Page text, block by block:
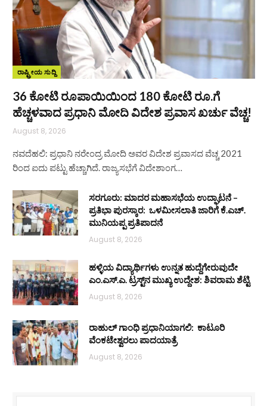
ರಾಷ್ಟ್ರೀಯ ಸುದ್ದಿ
36 ಕೋಟಿ ರೂಪಾಯಿಯಿಂದ 180 ಕೋಟಿ ರೂ.ಗೆ
ಹೆಚ್ಚಳವಾದ ಪ್ರಧಾನಿ ಮೋದಿ ವಿದೇಶ ಪ್ರವಾಸ ಖರ್ಚು ವೆಚ್ಚ!
August 8, 2026
ನವದೆಹಲಿ: ಪ್ರಧಾನಿ ನರೇಂದ್ರ ಮೋದಿ ಅವರ ವಿದೇಶ ಪ್ರವಾಸದ ವೆಚ್ಚ 2021
ರಿಂದ ಐದು ಪಟ್ಟು ಹೆಚ್ಚಾಗಿದೆ. ರಾಜ್ಯಸಭೆಗೆ ವಿದೇಶಾಂಗ…
ಸರಗೂರು: ಮಾದರ ಮಹಾಸಭೆಯ ಉದ್ಘಾಟನೆ –
ಪ್ರತಿಭಾ ಪುರಸ್ಕಾರ: ಒಳಮೀಸಲಾತಿ ಜಾರಿಗೆ ಕೆ.ಎಚ್.
ಮುನಿಯಪ್ಪ ಪ್ರತಿಪಾದನೆ
August 8, 2026
ಹಳ್ಳಿಯ ವಿದ್ಯಾರ್ಥಿಗಳು ಉನ್ನತ ಹುದ್ದೆಗೇರುವುದೇ
ಎಂ.ಎಸ್.ಎ. ಟ್ರಸ್ಟ್‌ನ ಮುಖ್ಯ ಉದ್ದೇಶ: ಶಿವರಾಮ ಶೆಟ್ಟಿ
August 8, 2026
ರಾಹುಲ್ ಗಾಂಧಿ ಪ್ರಧಾನಿಯಾಗಲಿ: ಕಾಟೂರಿ
ವೆಂಕಟೇಶ್ವರಲು ಪಾದಯಾತ್ರೆ
August 8, 2026